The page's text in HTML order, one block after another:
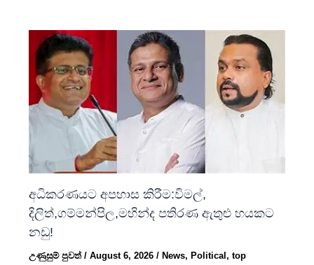
අධිකරණයට අපහාස කිරීම:විමල්,
දිලිත්,ගම්මන්පිල,මහින්ද පතිරණ ඇතුළු හයකට
නඩු!
උණුසුම් පුවත්/August 6, 2026/ News, Political,top